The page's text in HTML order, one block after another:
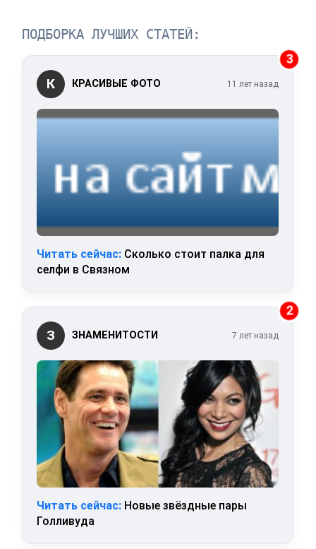
ПОДБОРКА ЛУЧШИХ СТАТЕЙ:
3
К КРАСИВЫЕ ФОТО 11 лет назад
Читать сейчас: Сколько стоит палка для
селфи в Связном
2
З ЗНАМЕНИТОСТИ 7 лет назад
Читать сейчас: Новые звёздные пары
Голливуда